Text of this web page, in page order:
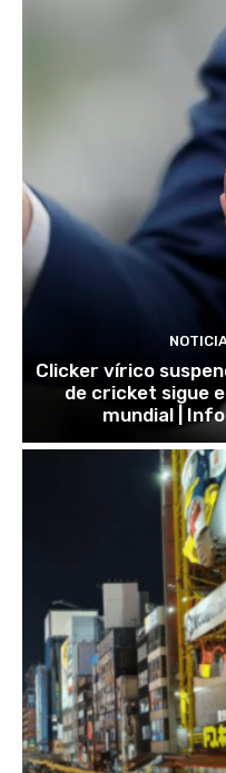
Clicker vírico
de cricket sigue
mundial |